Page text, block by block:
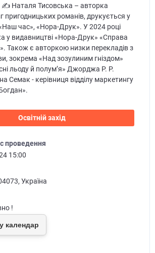
✍️ Наталя Тисовська – авторка
пригодницьких романів, друкується у
час», «Нора-Друк». У 2024 році
у видавництві «Нора-Друк» «Справа
Також є авторкою низки перекладів з
зокрема «Над зозулиним гніздом»
льоду й полум’я» Джорджа Р. Р.
Семак - керівниця відділу маркетингу
Освітній захід
проведення
15:00
Україна
!